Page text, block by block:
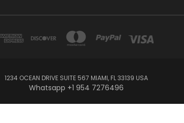
1234 OCEAN DRIVE SUITE 567 MIAMI, FL 33139 USA
Whatsapp +1 954 7276496